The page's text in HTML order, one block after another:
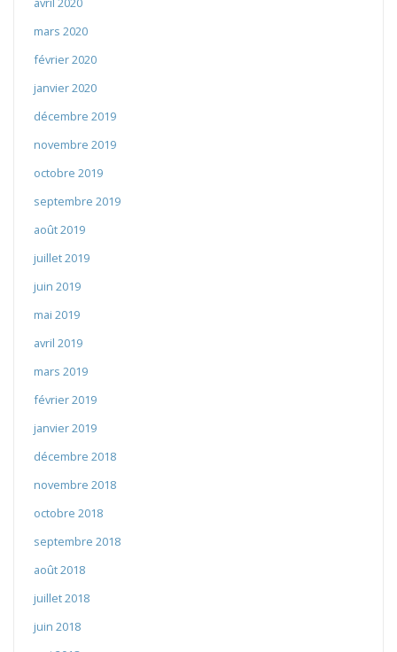
mars 2020
février 2020
janvier 2020
décembre 2019
novembre 2019
octobre 2019
septembre 2019
août 2019
juillet 2019
juin 2019
mai 2019
avril 2019
mars 2019
février 2019
janvier 2019
décembre 2018
novembre 2018
octobre 2018
septembre 2018
août 2018
juillet 2018
juin 2018